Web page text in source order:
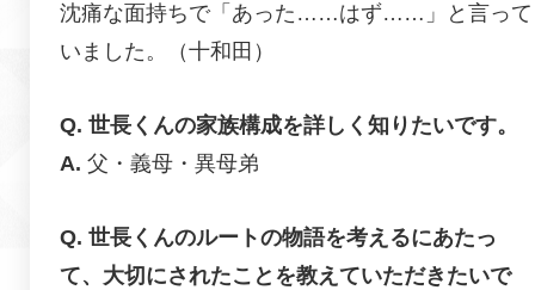
沈痛な面持ちで「あった……はず……」と言って
いました。（十和田）
世長くんの家族構成を詳しく知りたいです。
父・義母・異母弟
世長くんのルートの物語を考えるにあたっ
て、大切にされたことを教えていただきたいで